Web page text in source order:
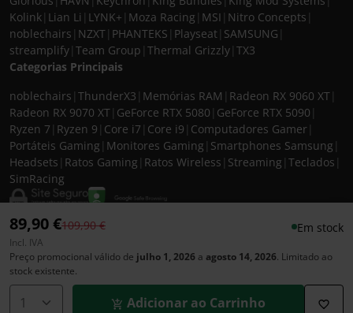
Preço reduzido de
109,90 €para
89,90 € Em stock
Incl. IVA
Preço promocional válido de julho 1, 2026 a agosto 14, 2026. Limitado ao
stock existente.
Adicionar ao Carrinho
Kolink Lian Li LYNK+ Moza Racing MSI Nitro Concepts
noblechairs NZXT PHANTEKS Playseat SAMSUNG
streamplify Team Group Thermal Grizzly TX3
Categorias Principais
noblechairs ThunderX3 Memórias RAM Radeon RX 9060 XT
Radeon RX 9070 XT GeForce RTX 5080 GeForce RTX 5090
Ryzen 7 Ryzen 9 Core i7 Core i9 Computadores Gamer
Portáteis Gaming Monitores Gaming Smartphones Samsung
Headsets Ratos Gaming Ratos Wireless Streaming Teclados
SimRacing
© 2026 CASEKING IBERIA. TODOS OS DIREITOS RESERVADOS. IVA incluído à
taxa em vigor para todos os produtos. As fotos apresentadas podem não
corresponder às configurações descritas. Preços e especificações sujeitos a
alteração sem aviso prévio. A caseking Iberia declina qualquer
responsabilidade por eventuais erros publicados no site.